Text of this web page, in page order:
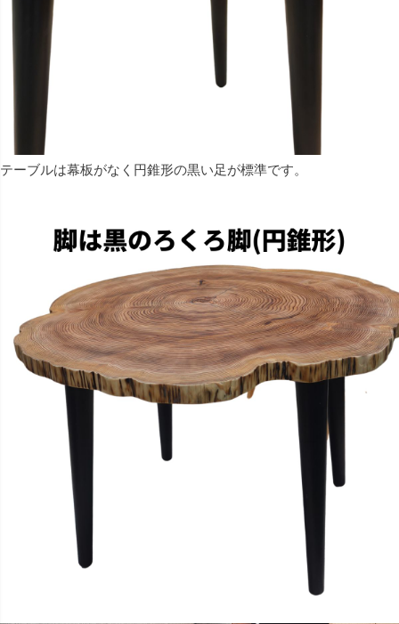
テーブルは幕板がなく円錐形の黒い足が標準です。